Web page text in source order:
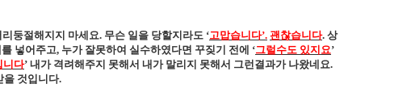
둥절해지지 마세요. 무슨 일을 당할지라도 ‘고맙습니다’. 괜찮습니다. 상
넣어주고, 누가 잘못하여 실수하였다면 꾸짖기 전에 ‘그럴수도 있지요’
니다’ 내가 격려해주지 못해서 내가 말리지 못해서 그런결과가 나왔네요.
을 것입니다.